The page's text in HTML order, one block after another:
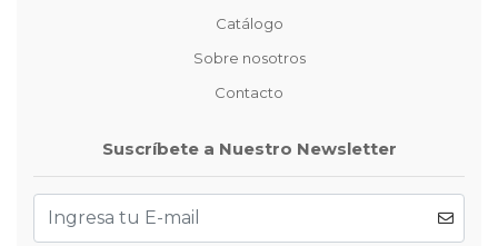
Catálogo
Sobre nosotros
Contacto
Suscríbete a Nuestro Newsletter